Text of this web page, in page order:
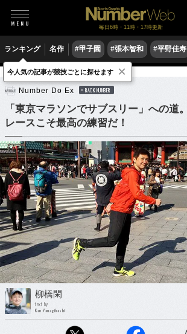
毎日6時・11時・17時更新
ランキング 名作 #甲子園 #張本智和 #平野佳寿
陸上 マラソン
Number Do Ex BACK NUMBER
「東京マラソンでサブスリー」への道。
レースこそ最高の練習だ！
柳橋閑
text by
Kan Yanagibashi
今人気の記事が競技ごとに探せます ×